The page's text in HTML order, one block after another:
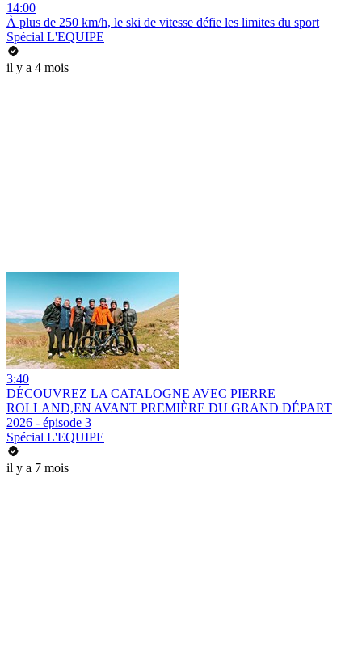
14:00
À plus de 250 km/h, le ski de vitesse défie les limites du sport
Spécial L'EQUIPE
il y a 4 mois
3:40
DÉCOUVREZ LA CATALOGNE AVEC PIERRE
ROLLAND,EN AVANT PREMIÈRE DU GRAND DÉPART
2026 - épisode 3
Spécial L'EQUIPE
il y a 7 mois